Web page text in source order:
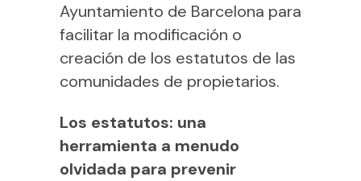
Ayuntamiento de Barcelona para
facilitar la modificación o
creación de los estatutos de las
comunidades de propietarios.
Los estatutos: una
herramienta a menudo
olvidada para prevenir